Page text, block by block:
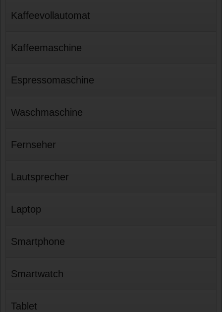
Kaffeevollautomat
Kaffeemaschine
Espressomaschine
Waschmaschine
Fernseher
Lautsprecher
Laptop
Smartphone
Smartwatch
Tablet